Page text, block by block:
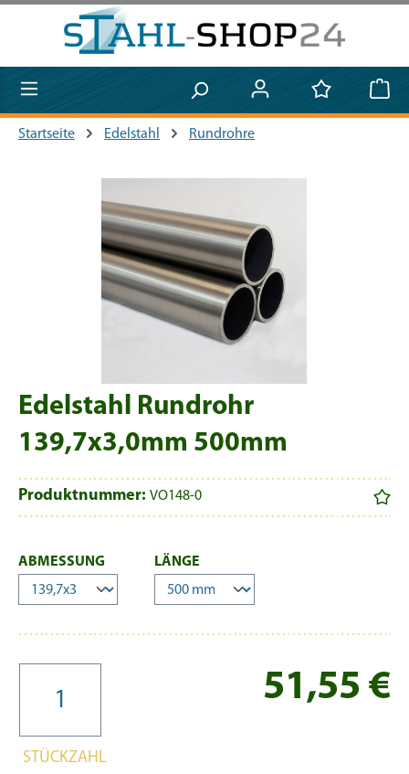
Zum Hauptinhalt springen
Startseite Edelstahl Rundrohre
Edelstahl Rundrohr
139,7x3,0mm 500mm
Produktnummer: VO148-0
ABMESSUNG AUSWÄHLEN
LÄNGE
51,55 €
STÜCKZAHL